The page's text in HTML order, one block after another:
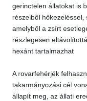
gerinctelen állatokat is
részeiből
amelyből a zsírt
részlegesen
hexánt tartalmazhat
A rovarfehérjék
takarmányozási cél
állapít meg, az állati